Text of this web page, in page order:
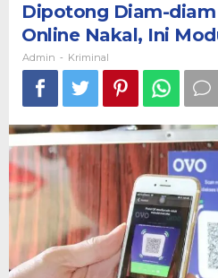
Dipotong Diam-diam
Online Nakal, Ini
Admin - Kriminal